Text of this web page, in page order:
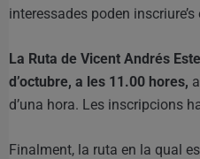
interessades poden
La Ruta de Vicent Andrés
d’octubre, a les 11.00 hores,
d’una hora. Les inscripcions
Finalment, la ruta en la qual